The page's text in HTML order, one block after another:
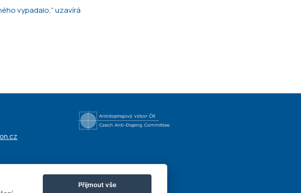
vypadalo,“ uzavírá
Přijmout vše